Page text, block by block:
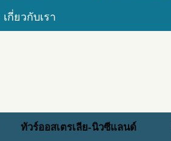
เกี่ยวกับเรา
ทัวร์ออสเตรเลีย-นิวซีแลนด์